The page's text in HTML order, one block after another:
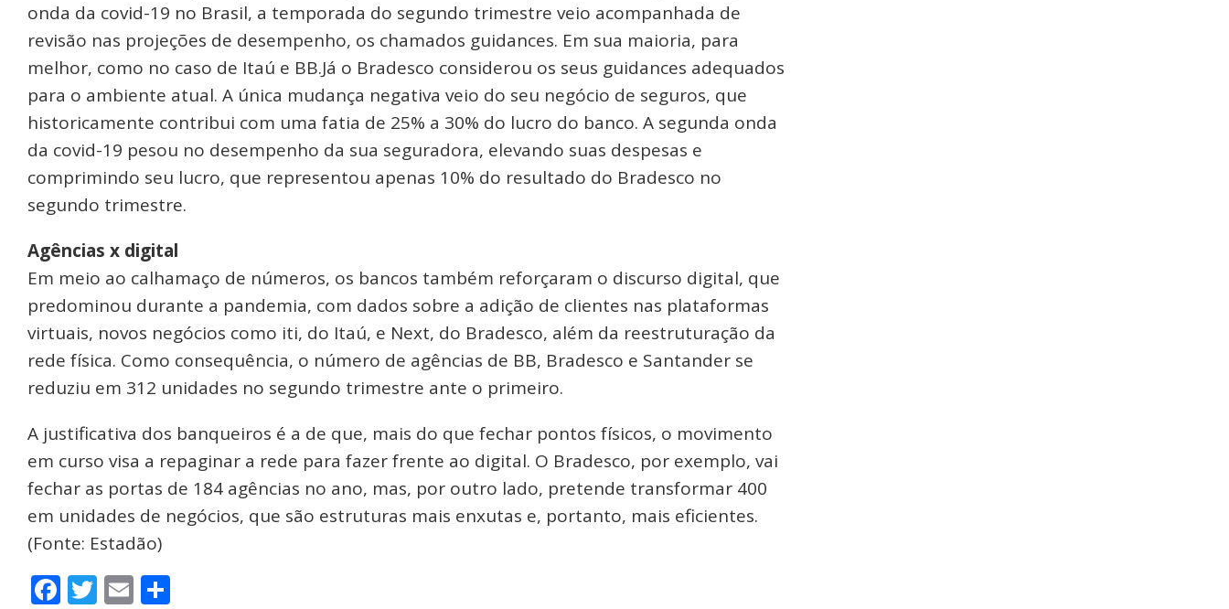
onda da covid-19 no Brasil, a temporada do segundo trimestre veio acompanhada de
revisão nas projeções de desempenho, os chamados guidances. Em sua maioria, para
melhor, como no caso de Itaú e BB.Já o Bradesco considerou os seus guidances adequados
para o ambiente atual. A única mudança negativa veio do seu negócio de seguros, que
historicamente contribui com uma fatia de 25% a 30% do lucro do banco. A segunda onda
da covid-19 pesou no desempenho da sua seguradora, elevando suas despesas e
comprimindo seu lucro, que representou apenas 10% do resultado do Bradesco no
segundo trimestre.
Agências x digital
Em meio ao calhamaço de números, os bancos também reforçaram o discurso digital, que
predominou durante a pandemia, com dados sobre a adição de clientes nas plataformas
virtuais, novos negócios como iti, do Itaú, e Next, do Bradesco, além da reestruturação da
rede física. Como consequência, o número de agências de BB, Bradesco e Santander se
reduziu em 312 unidades no segundo trimestre ante o primeiro.
A justificativa dos banqueiros é a de que, mais do que fechar pontos físicos, o movimento
em curso visa a repaginar a rede para fazer frente ao digital. O Bradesco, por exemplo, vai
fechar as portas de 184 agências no ano, mas, por outro lado, pretende transformar 400
em unidades de negócios, que são estruturas mais enxutas e, portanto, mais eficientes.
(Fonte: Estadão)
Facebook
Twitter
Email